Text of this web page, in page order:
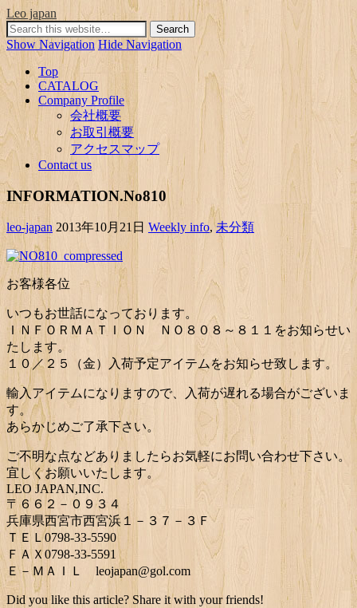
Leo japan
Show Navigation Hide Navigation
Top
CATALOG
Company Profile
会社概要
お取引概要
アクセスマップ
Contact us
INFORMATION.No810
leo-japan 2013年10月21日 Weekly info,未分類
お客様各位
いつもお世話になっております。
ＩＮＦＯＲＭＡＴＩＯＮ ＮＯ８０８～８１１をお知らせい
たします。
１０／２５（金）入荷予定アイテムをお知らせ致します。
輸入アイテムになりますので、入荷が遅れる場合がございま
す。
あらかじめご了承下さい。
ご不明な点などありましたらお気軽にお問い合わせ下さい。
宜しくお願いいたします。
LEO JAPAN,INC.
〒６６２－０９３４
兵庫県西宮市西宮浜１－３７－３Ｆ
ＴＥＬ0798-33-5590
ＦＡＸ0798-33-5591
Ｅ－ＭＡＩＬ leojapan@gol.com
Did you like this article? Share it with your friends!